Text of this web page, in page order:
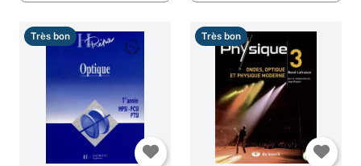
Très bon Très bon